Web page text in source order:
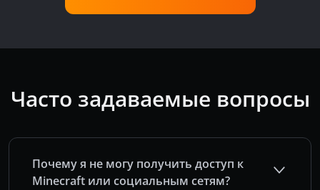
Часто задаваемые вопросы
Почему я не могу получить доступ к
Minecraft или социальным сетям?